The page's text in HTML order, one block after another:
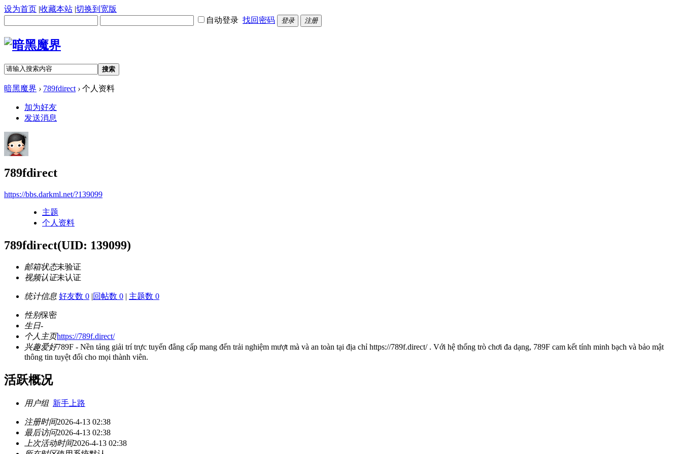
设为首页 |收藏本站 |切换到宽版
自动登录 找回密码 登录 注册
搜索
暗黑魔界 › 789fdirect › 个人资料
加为好友
发送消息
789fdirect
https://bbs.darkml.net/?139099
主题
个人资料
789fdirect(UID: 139099)
邮箱状态未验证
视频认证未认证
统计信息 好友数 0 |回帖数 0 | 主题数 0
性别保密
生日-
个人主页https://789f.direct/
兴趣爱好789F - Nền tảng giải trí trực tuyến đẳng cấp mang đến trải nghiệm mượt mà và an toàn tại địa chỉ https://789f.direct/ . Với hệ thống trò chơi đa dạng, 789F cam kết tính minh bạch và bảo mật
thông tin tuyệt đối cho mọi thành viên.
活跃概况
用户组 新手上路
注册时间2026-4-13 02:38
最后访问2026-4-13 02:38
上次活动时间2026-4-13 02:38